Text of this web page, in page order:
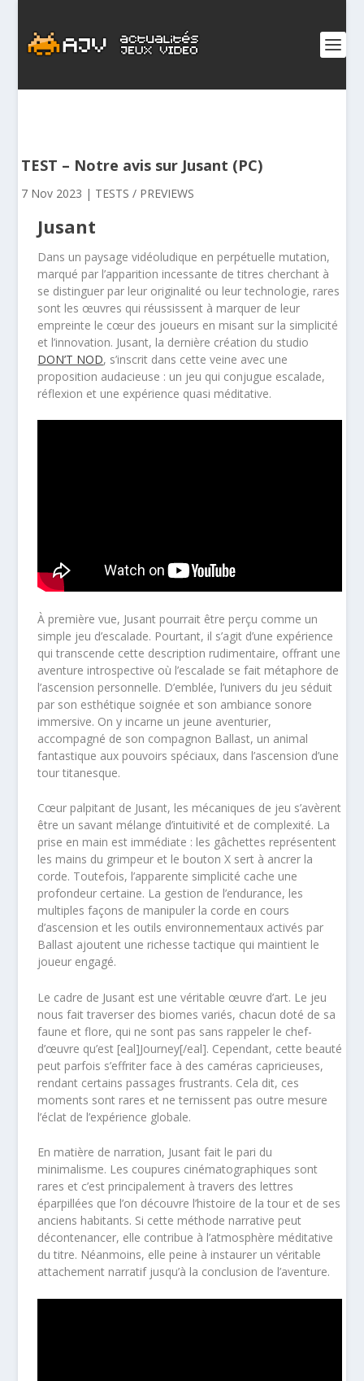
TEST – Notre avis sur Jusant (PC)
7 Nov 2023 | TESTS / PREVIEWS
Jusant
Dans un paysage vidéoludique en perpétuelle mutation,
marqué par l’apparition incessante de titres cherchant à
se distinguer par leur originalité ou leur technologie, rares
sont les œuvres qui réussissent à marquer de leur
empreinte le cœur des joueurs en misant sur la simplicité
et l’innovation. Jusant, la dernière création du studio
DON’T NOD, s’inscrit dans cette veine avec une
proposition audacieuse : un jeu qui conjugue escalade,
réflexion et une expérience quasi méditative.
À première vue, Jusant pourrait être perçu comme un
simple jeu d’escalade. Pourtant, il s’agit d’une expérience
qui transcende cette description rudimentaire, offrant une
aventure introspective où l’escalade se fait métaphore de
l’ascension personnelle. D’emblée, l’univers du jeu séduit
par son esthétique soignée et son ambiance sonore
immersive. On y incarne un jeune aventurier,
accompagné de son compagnon Ballast, un animal
fantastique aux pouvoirs spéciaux, dans l’ascension d’une
tour titanesque.
Cœur palpitant de Jusant, les mécaniques de jeu s’avèrent
être un savant mélange d’intuitivité et de complexité. La
prise en main est immédiate : les gâchettes représentent
les mains du grimpeur et le bouton X sert à ancrer la
corde. Toutefois, l’apparente simplicité cache une
profondeur certaine. La gestion de l’endurance, les
multiples façons de manipuler la corde en cours
d’ascension et les outils environnementaux activés par
Ballast ajoutent une richesse tactique qui maintient le
joueur engagé.
Le cadre de Jusant est une véritable œuvre d’art. Le jeu
nous fait traverser des biomes variés, chacun doté de sa
faune et flore, qui ne sont pas sans rappeler le chef-
d’œuvre qu’est [eal]Journey[/eal]. Cependant, cette beauté
peut parfois s’effriter face à des caméras capricieuses,
rendant certains passages frustrants. Cela dit, ces
moments sont rares et ne ternissent pas outre mesure
l’éclat de l’expérience globale.
En matière de narration, Jusant fait le pari du
minimalisme. Les coupures cinématographiques sont
rares et c’est principalement à travers des lettres
éparpillées que l’on découvre l’histoire de la tour et de ses
anciens habitants. Si cette méthode narrative peut
décontenancer, elle contribue à l’atmosphère méditative
du titre. Néanmoins, elle peine à instaurer un véritable
attachement narratif jusqu’à la conclusion de l’aventure.